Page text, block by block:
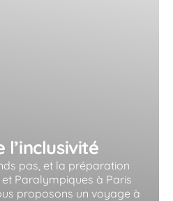
pas, et la préparation
Paralympiques à Paris
proposons un voyage à